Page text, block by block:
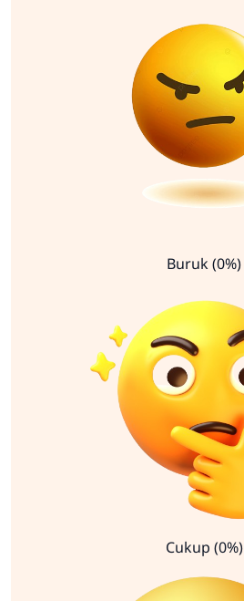
Buruk (0%)
Cukup (0%)